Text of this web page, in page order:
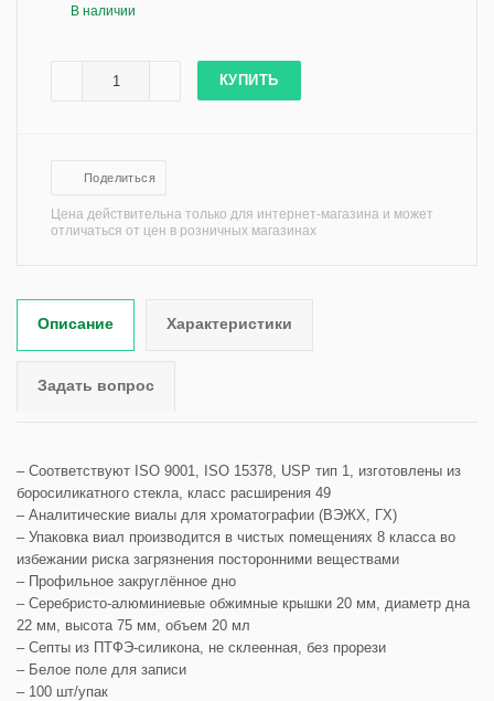
В наличии
КУПИТЬ
Поделиться
Цена действительна только для интернет-магазина и может
отличаться от цен в розничных магазинах
Описание Характеристики
Задать вопрос
– Соответствуют ISO 9001, ISO 15378, USP тип 1, изготовлены из
боросиликатного стекла, класс расширения 49
– Аналитические виалы для хроматографии (ВЭЖХ, ГХ)
– Упаковка виал производится в чистых помещениях 8 класса во
избежании риска загрязнения посторонними веществами
– Профильное закруглённое дно
– Серебристо-алюминиевые обжимные крышки 20 мм, диаметр дна
22 мм, высота 75 мм, объем 20 мл
– Септы из ПТФЭ-силикона, не склеенная, без прорези
– Белое поле для записи
– 100 шт/упак